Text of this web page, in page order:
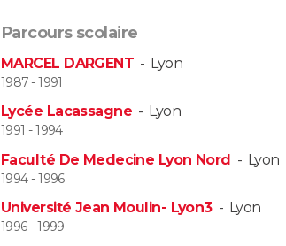
Parcours scolaire
MARCEL DARGENT - Lyon
1987 - 1991
Lycée Lacassagne - Lyon
1991 - 1994
Faculté De Medecine Lyon Nord - Lyon
1994 - 1996
Université Jean Moulin- Lyon3- Lyon
1996 - 1999